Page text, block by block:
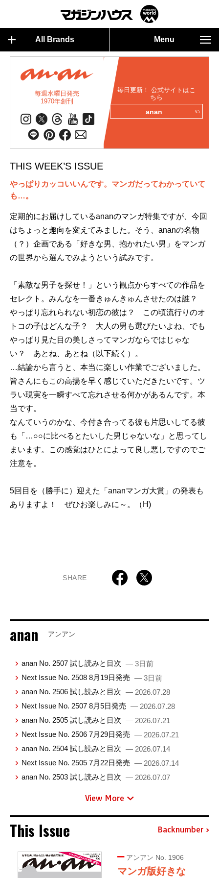
All Brands Menu
毎週水曜日発売
1970年創刊
毎日更新！ 公式サイトはこ
ちら
anan
THIS WEEK’S ISSUE
やっぱりカッコいいんです。マンガだってわかっていて
も…。
定期的にお届けしているananのマンガ特集ですが、今回
はちょっと趣向を変えてみました。そう、ananの名物
（？）企画である「好きな男、抱かれたい男」をマンガ
の世界から選んでみようという試みです。
「素敵な男子を探せ！」という観点からすべての作品を
セレクト。みんなを一番きゅんきゅんさせたのは誰？
やっぱり忘れられない初恋の彼は？ この頃流行りのオ
トコの子はどんな子？ 大人の男も選びたいよね、でも
やっぱり見た目の美しさってマンガならではじゃな
い？ あとね、あとね（以下続く）。
…結論から言うと、本当に楽しい作業でございました。
皆さんにもこの高揚を早く感じていただきたいです。ツ
ラい現実を一瞬すべて忘れさせる何かがあるんです。本
当です。
なんていうのかな、今付き合ってる彼も片思いしてる彼
も「…○○に比べるとたいした男じゃないな」と思ってし
まいます。この感覚はひとによって良し悪しですのでご
注意を。
5回目を（勝手に）迎えた「ananマンガ大賞」の発表も
ありますよ！ ぜひお楽しみに～。（H)
SHARE
anan アンアン
anan No. 2507 試し読みと目次 — 3日前
Next Issue No. 2508 8月19日発売 — 3日前
anan No. 2506 試し読みと目次 — 2026.07.28
Next Issue No. 2507 8月5日発売 — 2026.07.28
anan No. 2505 試し読みと目次 — 2026.07.21
Next Issue No. 2506 7月29日発売 — 2026.07.21
anan No. 2504 試し読みと目次 — 2026.07.14
Next Issue No. 2505 7月22日発売 — 2026.07.14
anan No. 2503 試し読みと目次 — 2026.07.07
View More
This Issue Backnumber
アンアン No. 1906
マンガ版好きな